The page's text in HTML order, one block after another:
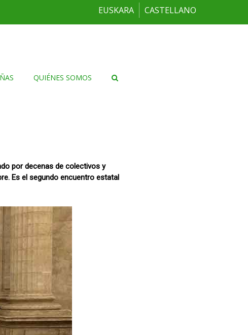
EUSKARA CASTELLANO
QUIÉNES SOMOS
por decenas de colectivos y
Es el segundo encuentro estatal